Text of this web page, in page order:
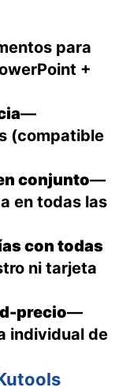
para
+
—
(compatible
conjunto—
en todas las
con todas
ni tarjeta
precio—
individual de